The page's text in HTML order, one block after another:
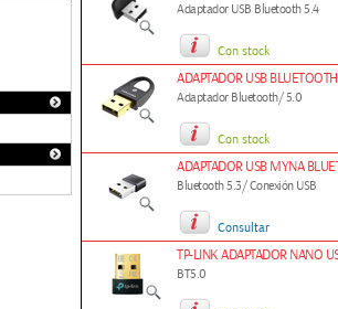
Adaptador USB Bluetooth 5.4
Con stock
ADAPTADOR USB
Adaptador Bluetooth/ 5.0
Con stock
ADAPTADOR USB MYNA
Bluetooth 5.3/ Conexión USB
Consultar
TP-LINK ADAPTADOR NANO
BT5.0